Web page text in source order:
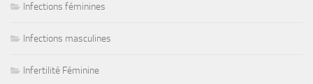
Infections féminines
Infections masculines
Infertilité Féminine